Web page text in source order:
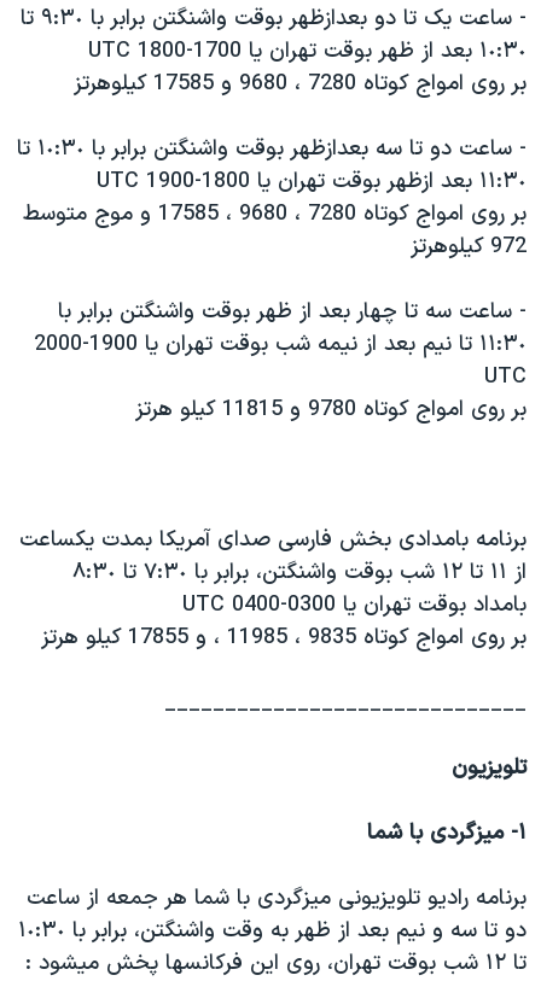
قانون شفافیت دارائی کادر رهبری ایران
اعتراضات مردمی آبان ۹۸
نرگس محمدی برنده جایزه نوبل صلح
همایش محافظه‌کاران آمریکا «سی‌پک»
صفحه‌های ویژه
سفر پرزیدنت ترامپ به چین
- ساعت يک تا دو بعدازظهر بوقت واشنگتن برابر با ٩:٣٠ تا
١٠:٣٠ بعد از ظهر بوقت تهران يا 1700-1800 UTC
بر روی امواج کوتاه 7280 ، 9680 و 17585 کيلوهرتز
- ساعت دو تا سه بعدازظهر بوقت واشنگتن برابر با ١٠:٣٠ تا
١١:٣٠ بعد ازظهر بوقت تهران يا 1800-1900 UTC
بر روی امواج کوتاه 7280 ، 9680 ، 17585 و موج متوسط
972 کيلوهرتز
- ساعت سه تا چهار بعد از ظهر بوقت واشنگتن برابر با
١١:٣٠ تا نيم بعد از نيمه شب بوقت تهران يا 1900-2000
UTC
بر روی امواج کوتاه 9780 و 11815 کيلو هرتز
برنامه بامدادی بخش فارسی صدای آمريکا بمدت يکساعت
از ١١ تا ١٢ شب بوقت واشنگتن، برابر با ٧:٣٠ تا ٨:٣٠
بامداد بوقت تهران يا 0300-0400 UTC
بر روی امواج کوتاه 9835 ، 11985 ، و 17855 کيلو هرتز
______________________________
تلويزيون
١- ميزگردی با شما
برنامه راديو تلويزيونی ميزگردی با شما هر جمعه از ساعت
دو تا سه و نيم بعد از ظهر به وقت واشنگتن، برابر با ١٠:٣٠
تا ١٢ شب بوقت تهران، روی اين فرکانسها پخش ميشود :